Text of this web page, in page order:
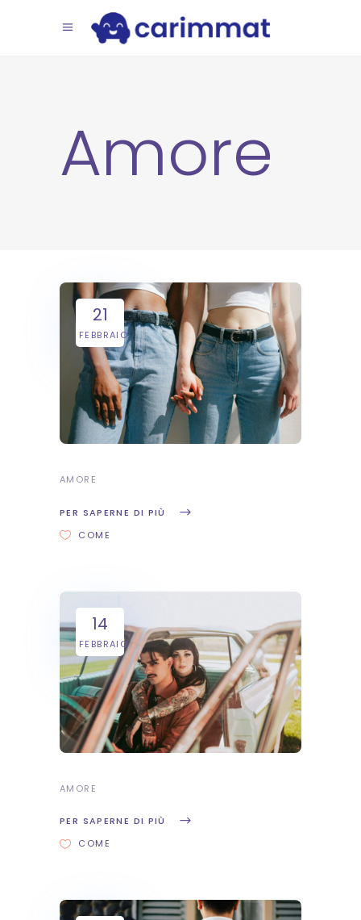
Amore
21
FEBBRAIO
AMORE
PER SAPERNE DI PIÙ
COME
14
FEBBRAIO
AMORE
PER SAPERNE DI PIÙ
COME